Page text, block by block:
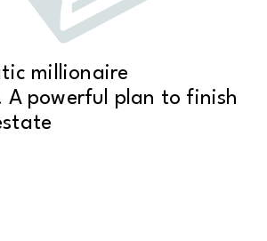
millionaire
A powerful plan to finish